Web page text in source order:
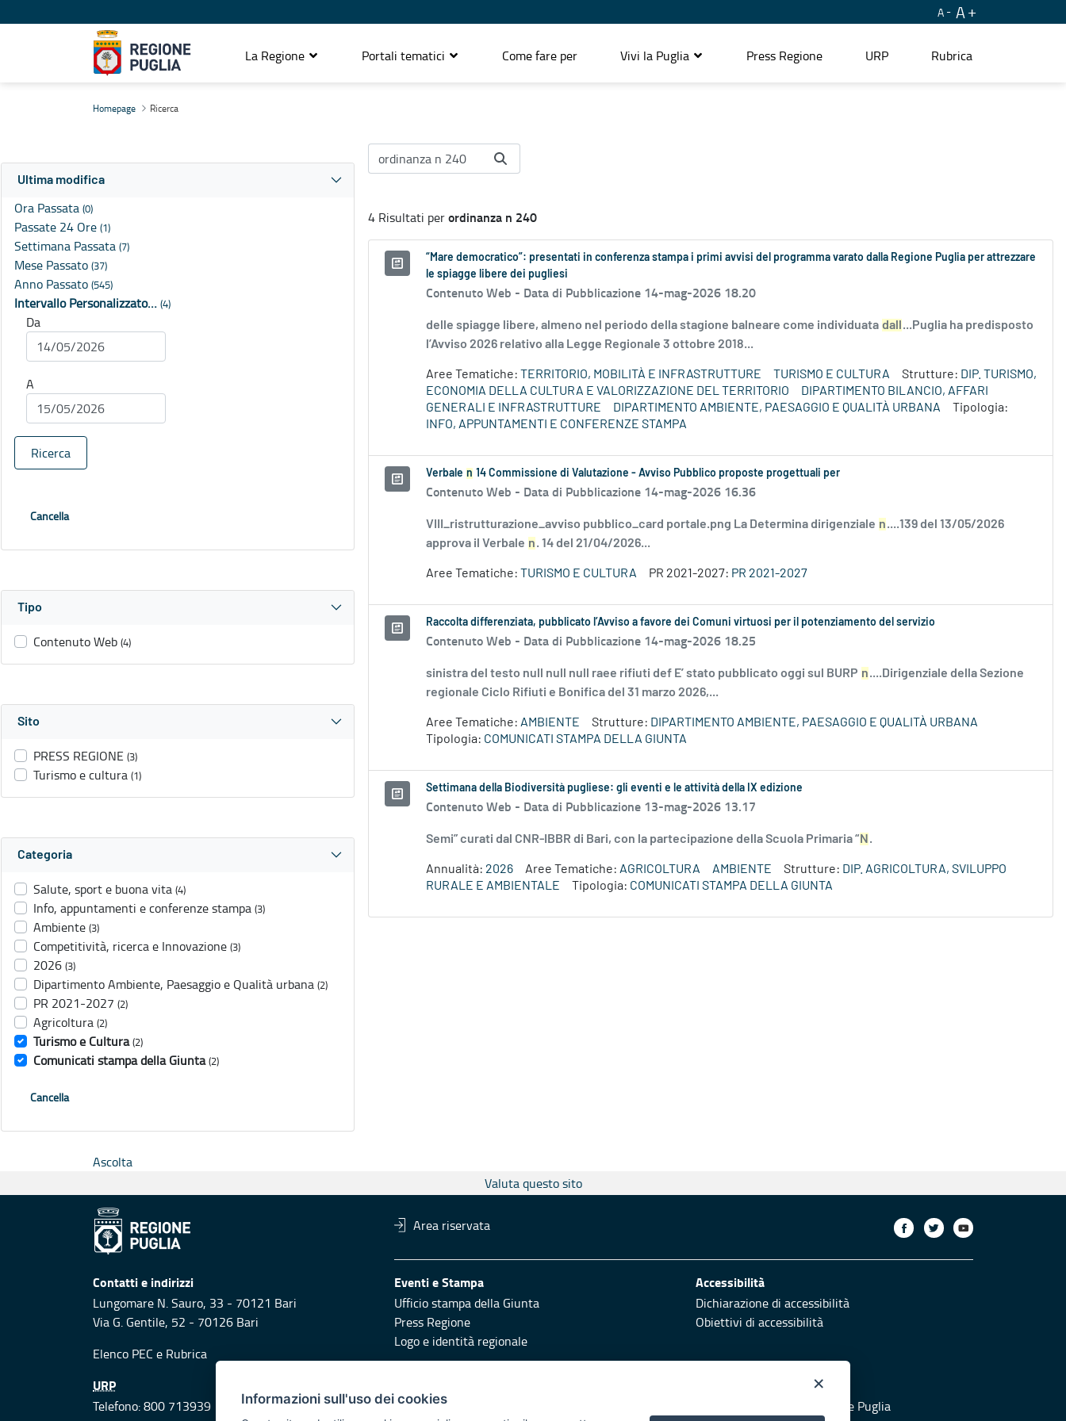
A A
La Regione Portali tematici Come fare per Vivi la Puglia Press Regione URP Rubrica
Homepage Ricerca
Ultima modifica
Ora Passata (0)
Passate 24 Ore (1)
Settimana Passata (7)
Mese Passato (37)
Anno Passato (545)
Intervallo Personalizzato… (4)
Da
A
Ricerca
Cancella
Tipo
Contenuto Web (4)
Sito
PRESS REGIONE (3)
Turismo e cultura (1)
Categoria
Salute, sport e buona vita (4)
Info, appuntamenti e conferenze stampa (3)
Ambiente (3)
Competitività, ricerca e Innovazione (3)
2026 (3)
Dipartimento Ambiente, Paesaggio e Qualità urbana (2)
PR 2021-2027 (2)
Agricoltura (2)
Turismo e Cultura (2)
Comunicati stampa della Giunta (2)
Cancella
4 Risultati perordinanza n 240
“Mare democratico”: presentati in conferenza stampa i primi avvisi del programma varato dalla Regione Puglia per attrezzare
le spiagge libere dei pugliesi
Contenuto Web - Data di Pubblicazione 14-mag-2026 18.20
delle spiagge libere, almeno nel periodo della stagione balneare come individuata dall
...Puglia ha predisposto
l’Avviso 2026 relativo alla Legge Regionale 3 ottobre 2018...
Aree Tematiche: TERRITORIO, MOBILITÀ E INFRASTRUTTURE TURISMO E CULTURA Strutture: DIP. TURISMO,
ECONOMIA DELLA CULTURA E VALORIZZAZIONE DEL TERRITORIO
DIPARTIMENTO BILANCIO, AFFARI
GENERALI E INFRASTRUTTURE
DIPARTIMENTO AMBIENTE, PAESAGGIO E QUALITÀ URBANA
Tipologia:
INFO, APPUNTAMENTI E CONFERENZE STAMPA
Verbale n 14 Commissione di Valutazione - Avviso Pubblico proposte progettuali per
Contenuto Web - Data di Pubblicazione 14-mag-2026 16.36
VIII_ristrutturazione_avviso pubblico_card portale.png La Determina dirigenziale n....139 del 13/05/2026
approva il Verbale n. 14 del 21/04/2026...
Aree Tematiche: TURISMO E CULTURA PR 2021-2027: PR 2021-2027
Raccolta differenziata, pubblicato l’Avviso a favore dei Comuni virtuosi per il potenziamento del servizio
Contenuto Web - Data di Pubblicazione 14-mag-2026 18.25
sinistra del testo null null null raee rifiuti def E’ stato pubblicato oggi sul BURP n....Dirigenziale della Sezione
regionale Ciclo Rifiuti e Bonifica del 31 marzo 2026,...
Aree Tematiche: AMBIENTE Strutture: DIPARTIMENTO AMBIENTE, PAESAGGIO E QUALITÀ URBANA
Tipologia: COMUNICATI STAMPA DELLA GIUNTA
Settimana della Biodiversità pugliese: gli eventi e le attività della IX edizione
Contenuto Web - Data di Pubblicazione 13-mag-2026 13.17
Semi” curati dal CNR-IBBR di Bari, con la partecipazione della Scuola Primaria “ N .
Annualità: 2026 Aree Tematiche: AGRICOLTURA AMBIENTE Strutture: DIP. AGRICOLTURA, SVILUPPO
RURALE E AMBIENTALE
Tipologia: COMUNICATI STAMPA DELLA GIUNTA
Ascolta
Valuta questo sito
Area riservata
Contatti e indirizzi
Lungomare N. Sauro, 33 - 70121 Bari
Via G. Gentile, 52 - 70126 Bari
Elenco PEC e Rubrica
Eventi e Stampa
Ufficio stampa della Giunta
Press Regione
Logo e identità regionale
Accessibilità
Dichiarazione di accessibilità
Obiettivi di accessibilità
URP
Telefono: 800 713939
Responsabili di pubblicazione Vai al sito di Protezione Civile Puglia
×
Informazioni sull'uso dei cookies